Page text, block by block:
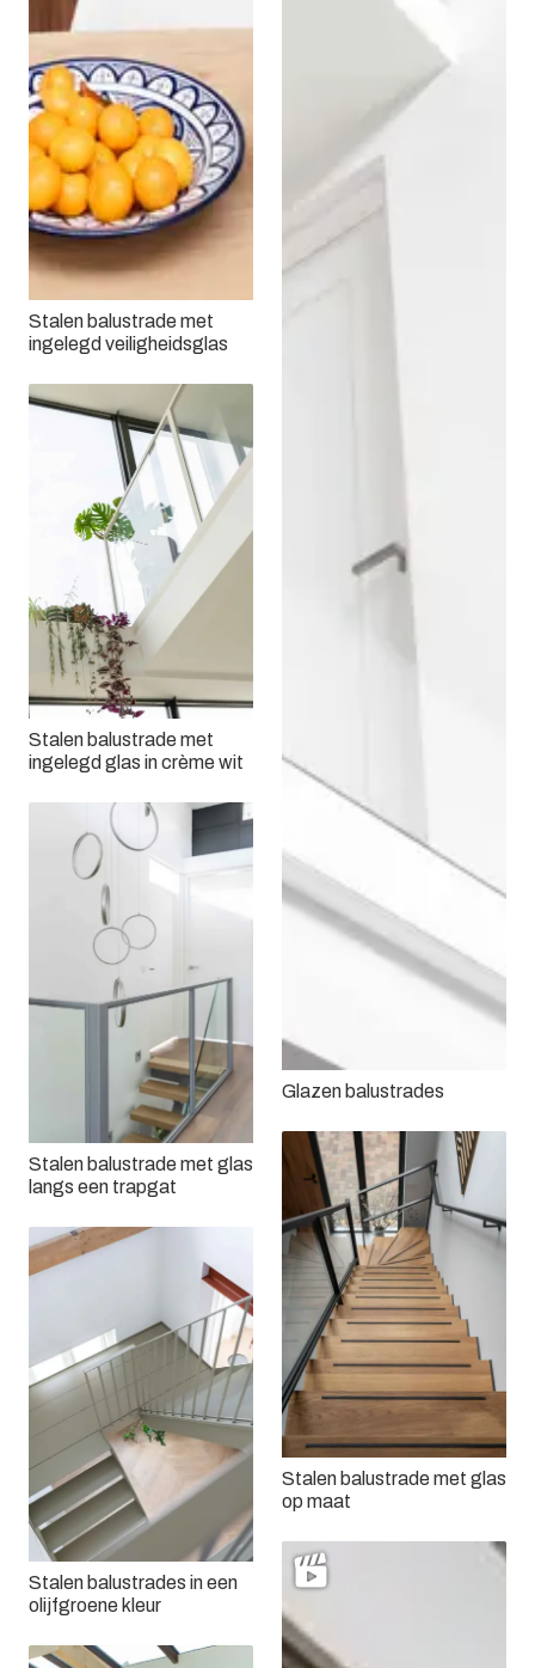
Stalen balustrade met
ingelegd veiligheidsglas
Stalen balustrade met
ingelegd glas in crème wit
Stalen balustrade met glas
langs een trapgat
Stalen balustrades in een
olijfgroene kleur
Glazen balustrades
Stalen balustrade met glas
op maat